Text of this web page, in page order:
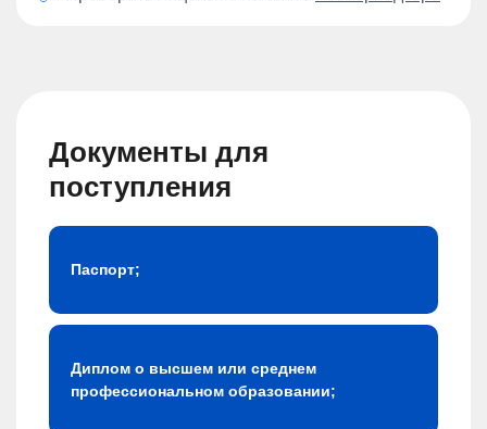
Документы для
поступления
Паспорт;
Диплом о высшем или среднем
профессиональном образовании;